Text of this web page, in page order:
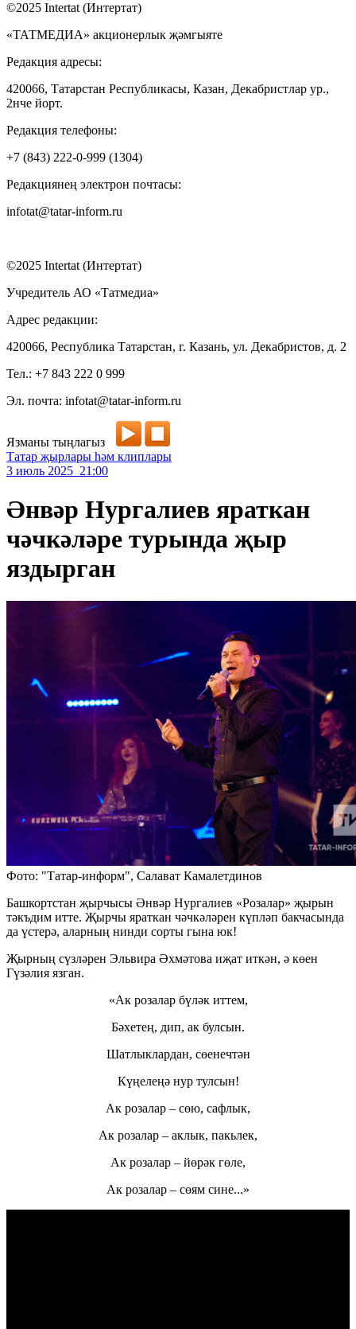
©2025 Intertat (Интертат)
«ТАТМЕДИА» акционерлык җәмгыяте
Редакция адресы:
420066, Татарстан Республикасы, Казан, Декабристлар ур.,
2нче йорт.
Редакция телефоны:
+7 (843) 222-0-999 (1304)
Редакциянең электрон почтасы:
infotat@tatar-inform.ru
©2025 Intertat (Интертат)
Учредитель АО «Татмедиа»
Адрес редакции:
420066, Республика Татарстан, г. Казань, ул. Декабристов, д. 2
Тел.: +7 843 222 0 999
Эл. почта: infotat@tatar-inform.ru
Язманы тыңлагыз
Татар җырлары һәм клиплары
3 июль 2025 21:00
Әнвәр Нургалиев яраткан
чәчкәләре турында җыр
яздырган
Фото: "Татар-информ", Салават Камалетдинов
Башкортстан җырчысы Әнвәр Нургалиев «Розалар» җырын
тәкъдим итте. Җырчы яраткан чәчкәләрен күпләп бакчасында
да үстерә, аларның нинди сорты гына юк!
Җырның сүзләрен Эльвира Әхмәтова иҗат иткән, ә көен
Гүзәлия язган.
«Ак розалар бүләк иттем,
Бәхетең, дип, ак булсын.
Шатлыклардан, сөенечтән
Күңелеңә нур тулсын!
Ак розалар – сөю, сафлык,
Ак розалар – аклык, пакьлек,
Ак розалар – йөрәк гөле,
Ак розалар – сөям сине...»